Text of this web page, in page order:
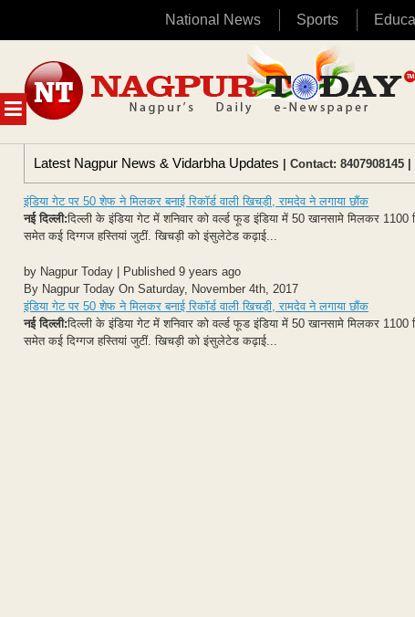
National News Sports
MENU
content
Latest Nagpur News & Vidarbha Updates | Contact: 8407908145 |
इंडिया गेट पर 50 शेफ ने मिलकर बनाई रिकॉर्ड वाली खिचड़ी, रामदेव ने लगाया छौंक
नई दिल्ली:दिल्ली के इंडिया गेट में शनिवार को वर्ल्ड फूड इंडिया में 50 खानसामे मिलकर 1100
समेत कई दिग्गज हस्तियां जुटीं. खिचड़ी को इंसुलेटेड कढ़ाई...
by Nagpur Today | Published 9 years ago
By Nagpur Today On Saturday, November 4th, 2017
इंडिया गेट पर 50 शेफ ने मिलकर बनाई रिकॉर्ड वाली खिचड़ी, रामदेव ने लगाया छौंक
नई दिल्ली:दिल्ली के इंडिया गेट में शनिवार को वर्ल्ड फूड इंडिया में 50 खानसामे मिलकर 1100
समेत कई दिग्गज हस्तियां जुटीं. खिचड़ी को इंसुलेटेड कढ़ाई...